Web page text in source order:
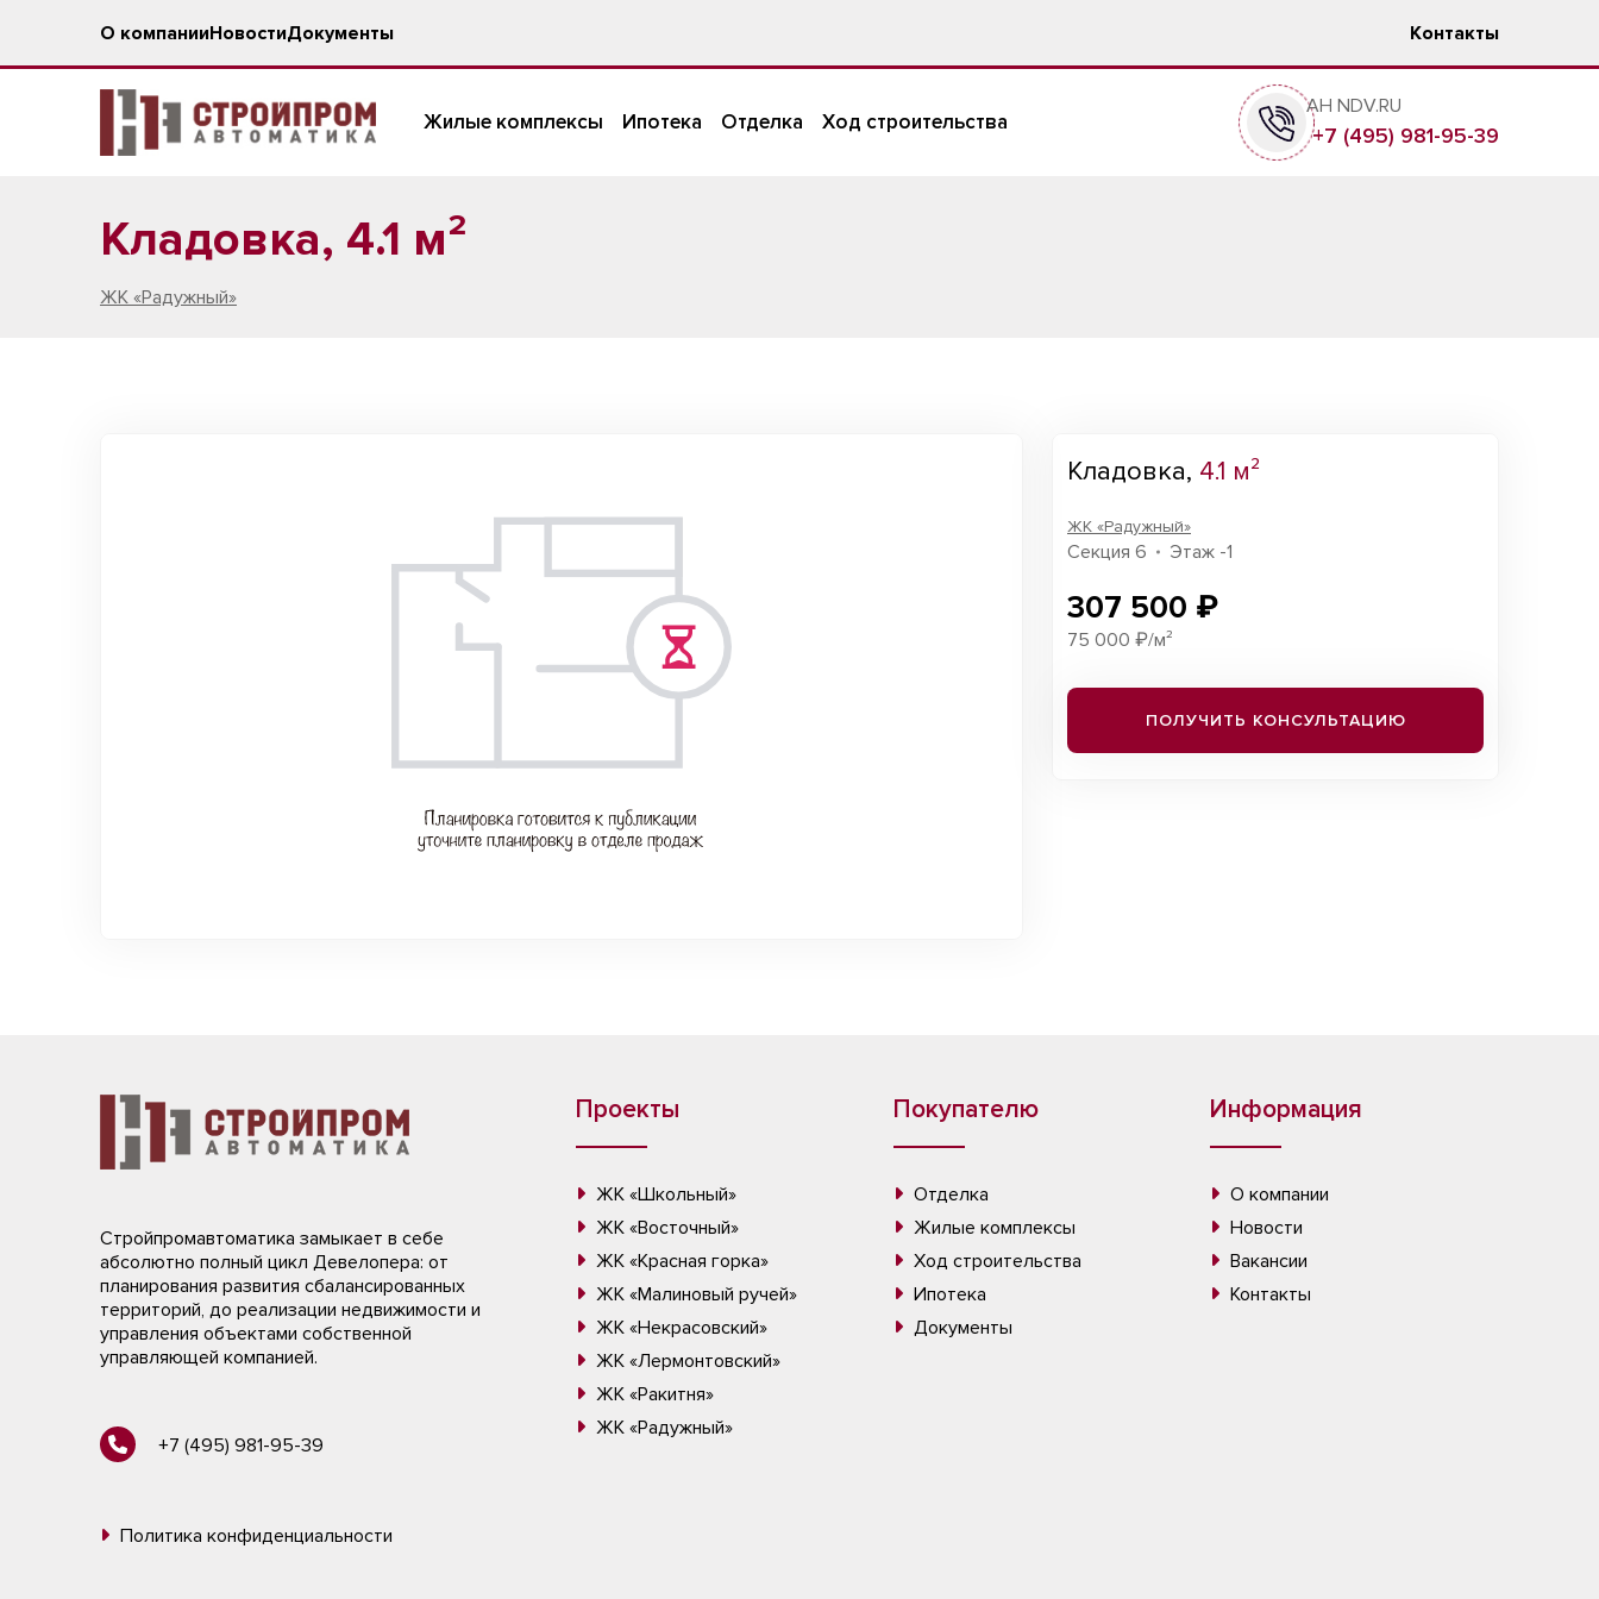
О компанииНовостиДокументы Контакты
Жилые комплексы Ипотека Отделка Ход строительства
АН NDV.RU
+7 (495) 981-95-39
Кладовка, 4.1 м²
ЖК «Радужный»
Кладовка, 4.1 м²
ЖК «Радужный»
Секция 6 Этаж -1
307 500 ₽
75 000 ₽/м²
ПОЛУЧИТЬ КОНСУЛЬТАЦИЮ
Стройпромавтоматика замыкает в себе
абсолютно полный цикл Девелопера: от
планирования развития сбалансированных
территорий, до реализации недвижимости и
управления объектами собственной
управляющей компанией.
+7 (495) 981-95-39
Политика конфиденциальности
Проекты
ЖК «Школьный»
ЖК «Восточный»
ЖК «Красная горка»
ЖК «Малиновый ручей»
ЖК «Некрасовский»
ЖК «Лермонтовский»
ЖК «Ракитня»
ЖК «Радужный»
Покупателю
Отделка
Жилые комплексы
Ход строительства
Ипотека
Документы
Информация
О компании
Новости
Вакансии
Контакты